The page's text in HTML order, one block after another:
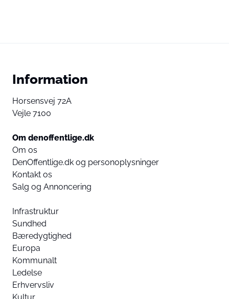
Information
Horsensvej 72A
Vejle 7100
Om denoffentlige.dk
Om os
DenOffentlige.dk og personoplysninger
Kontakt os
Salg og Annoncering
Infrastruktur
Sundhed
Bæredygtighed
Europa
Kommunalt
Ledelse
Erhvervsliv